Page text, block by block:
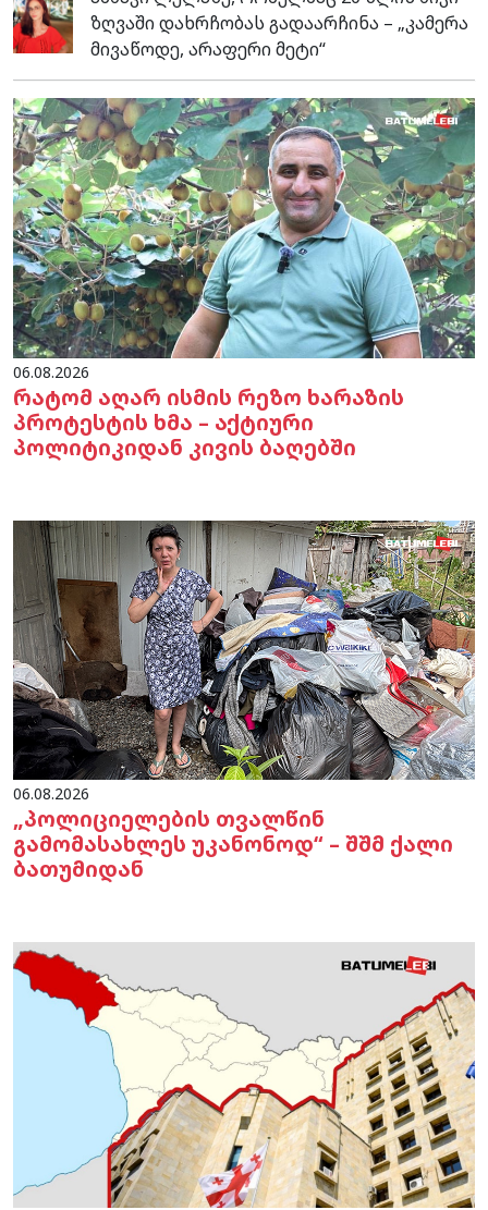
ზღვაში დახრჩობას გადაარჩინა – „კამერა
მივაწოდე, არაფერი მეტი“
06.08.2026
რატომ აღარ ისმის რეზო ხარაზის
პროტესტის ხმა – აქტიური
პოლიტიკიდან კივის ბაღებში
06.08.2026
„პოლიციელების თვალწინ
გამომასახლეს უკანონოდ“ – შშმ ქალი
ბათუმიდან